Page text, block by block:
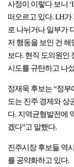
사정이 이렇다 보니
떠오르고 있다. LH
로 나뉘거나 일부가
저 행동을 보인 건
보다. 현직 도의원인
시도를 규탄하고 나
정재욱 후보는 “정부
도는 진주 경제와 상
다. 지역균형발전에
겠다”고 말했다.
진주시장 후보들 역
를 공약화하고 있다.